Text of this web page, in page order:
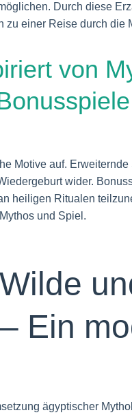
Durch diese
zu einer Reise durch die
von
Motive auf.
wider.
heiligen Ritualen
und Spiel.
Ein
ägyptischer